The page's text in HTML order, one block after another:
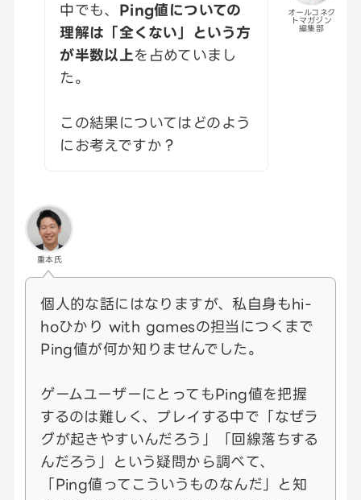
オールコネク
トマガジン
編集部
中でも、 Ping値についての
理解は「全くない」という方
が半数以上 を占めていまし
た。
この結果についてはどのよう
にお考えですか？
重本氏
個人的な話にはなりますが、私自身もhi-
hoひかり with gamesの担当につくまで
Ping値が何か知りませんでした。
ゲームユーザーにとってもPing値を把握
するのは難しく、プレイする中で「なぜラ
グが起きやすいんだろう」「回線落ちする
んだろう」という疑問から調べて、
「Ping値ってこういうものなんだ」と知